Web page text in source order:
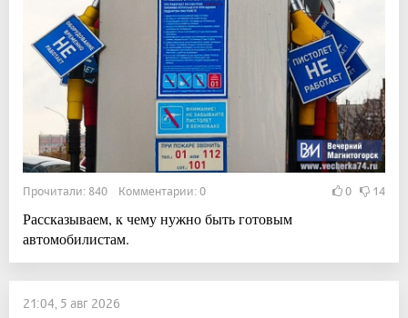
Прочитали: 840 Комментарии: 0 0 14
Рассказываем, к чему нужно быть готовым
автомобилистам.
21:04, 5 авг 2026